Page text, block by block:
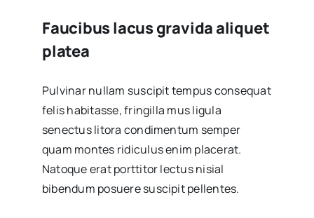
Faucibus lacus gravida aliquet
platea
Pulvinar nullam suscipit tempus consequat
felis habitasse, fringilla mus ligula
senectus litora condimentum semper
quam montes ridiculus enim placerat.
Natoque erat porttitor lectus nisial
bibendum posuere suscipit pellentes.